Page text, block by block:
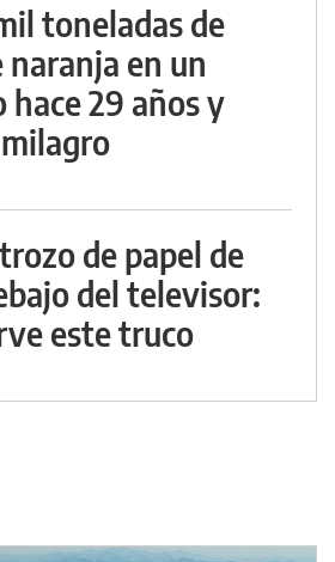
toneladas de
naranja en un
hace 29 años y
de papel de
del televisor:
este truco